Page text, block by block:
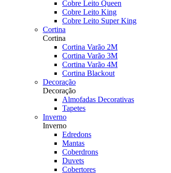
Cobre Leito Queen
Cobre Leito King
Cobre Leito Super King
Cortina
Cortina
Cortina Varão 2M
Cortina Varão 3M
Cortina Varão 4M
Cortina Blackout
Decoração
Decoração
Almofadas Decorativas
Tapetes
Inverno
Inverno
Edredons
Mantas
Coberdrons
Duvets
Cobertores